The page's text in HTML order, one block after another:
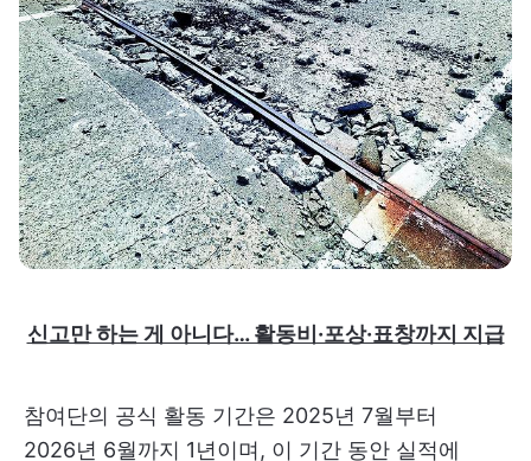
신고만 하는 게 아니다… 활동비·포상·표창까지 지급
참여단의 공식 활동 기간은 2025년 7월부터
2026년 6월까지 1년이며, 이 기간 동안 실적에